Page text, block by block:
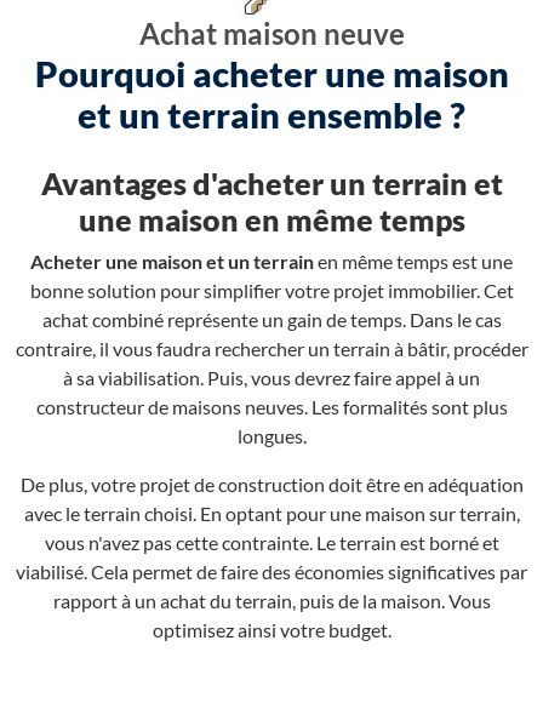
Achat maison neuve
Pourquoi acheter une maison
et un terrain ensemble ?
Avantages d'acheter un terrain et
une maison en même temps
Acheter une maison et un terrainen même temps est une
bonne solution pour simplifier votre projet immobilier. Cet
achat combiné représente un gain de temps. Dans le cas
contraire, il vous faudra rechercher un terrain à bâtir, procéder
à sa viabilisation. Puis, vous devrez faire appel à un
constructeur de maisons neuves. Les formalités sont plus
longues.
De plus, votre projet de construction doit être en adéquation
avec le terrain choisi. En optant pour une maison sur terrain,
vous n'avez pas cette contrainte. Le terrain est borné et
viabilisé. Cela permet de faire des économies significatives par
rapport à un achat du terrain, puis de la maison. Vous
optimisez ainsi votre budget.